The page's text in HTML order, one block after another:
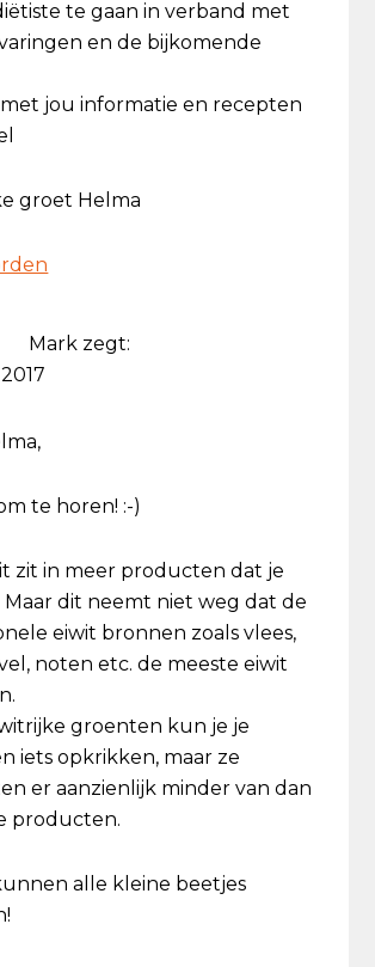
te gaan in verband met
en de bijkomende
met jou informatie en recepten
groet Helma
Mark zegt:
te horen! :-)
zit in meer producten dat je
dit neemt niet weg dat de
eiwit bronnen zoals vlees,
noten etc. de meeste eiwit
groenten kun je je
iets opkrikken, maar ze
er aanzienlijk minder van dan
producten.
alle kleine beetjes